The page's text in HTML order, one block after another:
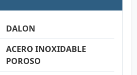
DALON
ACERO INOXIDABLE
POROSO